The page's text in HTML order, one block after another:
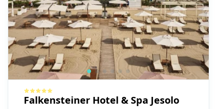
Falkensteiner Hotel & Spa Jesolo